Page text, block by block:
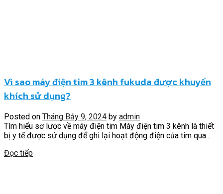
Vì sao máy điện tim 3 kênh fukuda được khuyến
khích sử dụng?
Posted on Tháng Bảy 9, 2024 by admin
Tìm hiểu sơ lược về máy điện tim Máy điện tim 3 kênh là thiết
bị y tế được sử dụng để ghi lại hoạt động điện của tim qua...
Đọc tiếp